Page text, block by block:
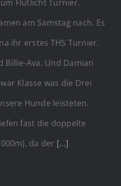
Flutlicht Turnier.
am Samstag nach. Es
ihr erstes THS Turnier.
Billie-Ava. Und Damian
Klasse was die Drei
Hunde leisteten.
fast die doppelte
da der [...]